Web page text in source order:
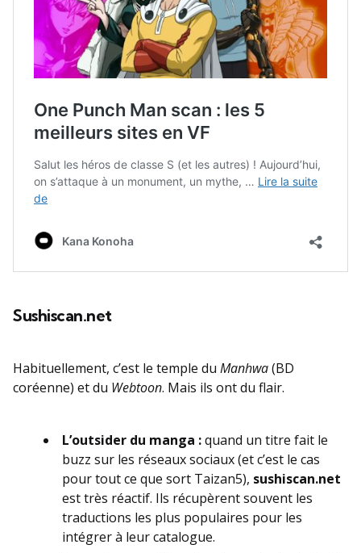
Sushiscan.net
Habituellement, c’est le temple du Manhwa(BD
coréenne) et du Webtoon. Mais ils ont du flair.
L’outsider du manga :quand un titre fait le
buzz sur les réseaux sociaux (et c’est le cas
pour tout ce que sort Taizan5), sushiscan.net
est très réactif. Ils récupèrent souvent les
traductions les plus populaires pour les
intégrer à leur catalogue.